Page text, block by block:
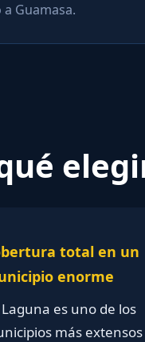
Guamasa.
total en un
enorme
es uno de los
más extensos